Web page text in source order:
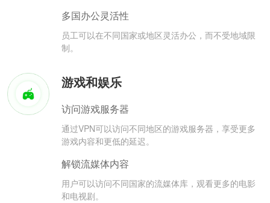
多国办公灵活性
员工可以在不同国家或地区灵活办公，而不受地域限
制。
游戏和娱乐
访问游戏服务器
通过VPN可以访问不同地区的游戏服务器，享受更多
游戏内容和更低的延迟。
解锁流媒体内容
用户可以访问不同国家的流媒体库，观看更多的电影
和电视剧。